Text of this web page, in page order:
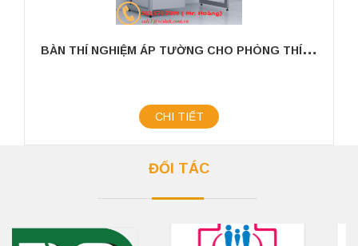
B
ÀN THÍ NGHIỆM ÁP TƯỜNG CHO PHÒNG THÍ NGHIỆM KÍCH THƯỚC 1200MM
CHI TIẾT
ĐỐI TÁC